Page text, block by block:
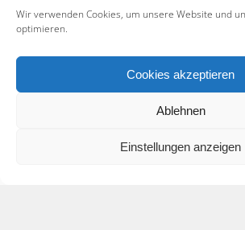
Wir verwenden Cookies, um unsere Website und
optimieren.
Cookies akzeptieren
Ablehnen
Einstellungen anzeigen